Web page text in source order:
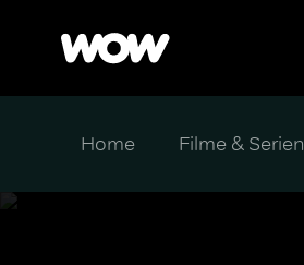
Home Filme & Serien